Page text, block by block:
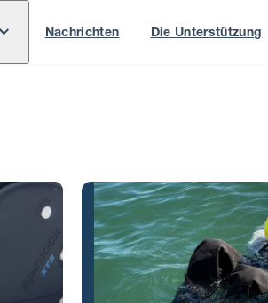
Nachrichten Die Unterstützung